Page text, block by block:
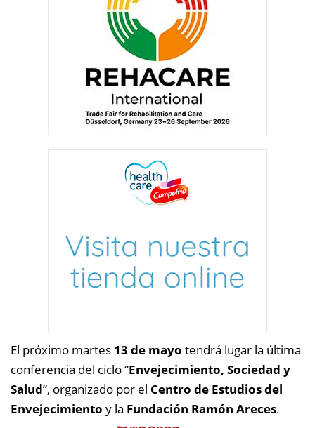
El próximo martes 13 de mayo tendrá lugar la última
conferencia del ciclo “Envejecimiento, Sociedad y
Salud”, organizado por el Centro de Estudios del
Envejecimiento y la Fundación Ramón Areces.